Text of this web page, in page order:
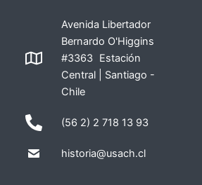
Avenida Libertador
Bernardo O'Higgins
#3363 Estación
Central | Santiago -
Chile
(56 2) 2 718 13 93
historia@usach.cl